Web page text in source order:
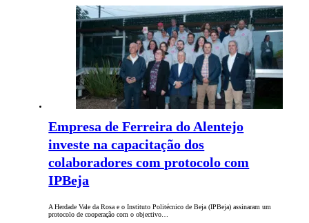
Empresa de Ferreira do Alentejo
investe na capacitação dos
colaboradores com protocolo com
IPBeja
A Herdade Vale da Rosa e o Instituto Politécnico de Beja (IPBeja) assinaram um
protocolo de cooperação com o objectivo…